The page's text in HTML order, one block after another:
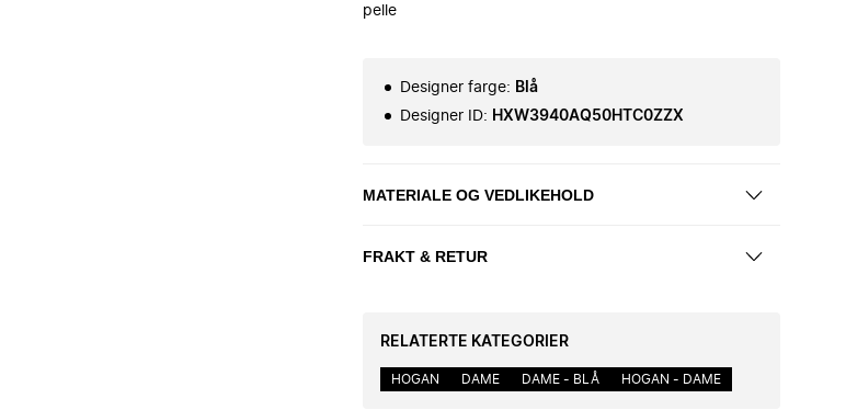
pelle
Designer farge: Blå
Designer ID: HXW3940AQ50HTC0ZZX
MATERIALE OG VEDLIKEHOLD
FRAKT & RETUR
RELATERTE KATEGORIER
HOGAN DAME DAME - BLÅ HOGAN - DAME